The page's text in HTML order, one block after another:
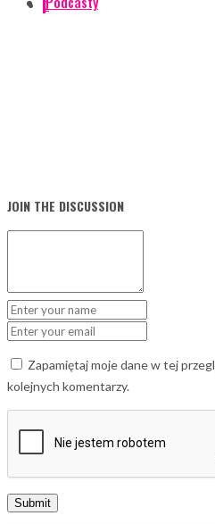
0
JOIN THE DISCUSSION
Zapamiętaj moje dane w tej
kolejnych komentarzy.